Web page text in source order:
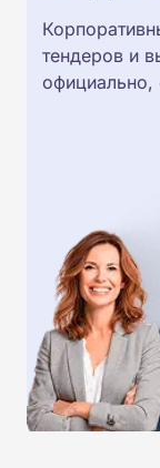
тендеров и
официально,